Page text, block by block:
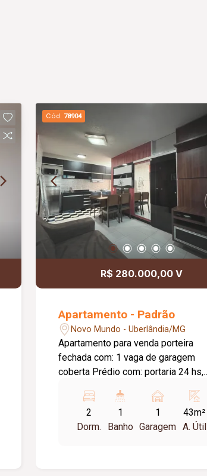
Cód. 78904
R$ 280.000,00 V
Apartamento - Padrão
Novo Mundo - Uberlândia/MG
Apartamento para venda porteira
fechada com: 1 vaga de garagem
coberta Prédio com: portaria 24 hs,
churrasqueira e bicicletário e gás
encanado. Sala em 2 ambientes com
sofá retrátil, mesa de jantar para 4
2
Dorm.
1
Banho
1
Garagem
43m²
A. Útil